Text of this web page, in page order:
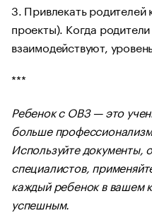
3. Привлекать родителей
проекты). Когда
взаимодействуют,
***
Ребенок с ОВЗ — это
больше
Используйте документы,
специалистов,
каждый ребенок в вашем
успешным.